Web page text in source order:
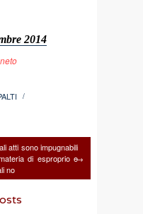
2014
/
atti sono impugnabili
di esproprio e
no
→